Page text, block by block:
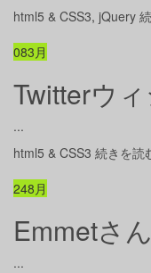
html5 & CSS3, jQuery
083月
Twitterウ
...
html5 & CSS3 続きを読
248月
Emmetさ
...